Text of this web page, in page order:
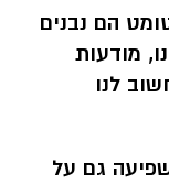
הם נבנים
מודעות
לנו
גם על